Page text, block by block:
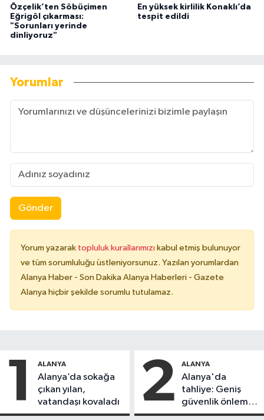
Özçelik’ten Söbüçimen
Eğrigöl çıkarması:
"Sorunları yerinde
dinliyoruz"
En yüksek kirlilik Konaklı’da
tespit edildi
Yorumlar
Gönder
Yorum yazarak topluluk kurallarımızı kabul etmiş bulunuyor
ve tüm sorumluluğu üstleniyorsunuz. Yazılan yorumlardan
Alanya Haber - Son Dakika Alanya Haberleri - Gazete
Alanya hiçbir şekilde sorumlu tutulamaz.
1 ALANYA
Alanya’da sokağa
çıkan yılan,
vatandaşı kovaladı
2 ALANYA
Alanya'da
tahliye: Geniş
güvenlik önlemi
alındı